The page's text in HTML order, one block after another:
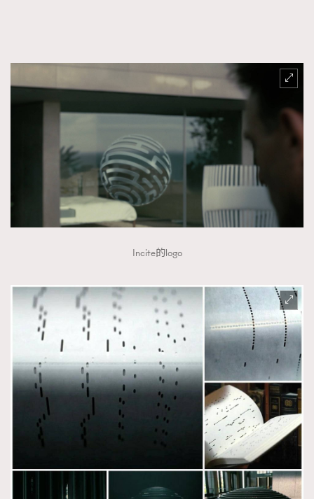
TRENDING
Incite的logo